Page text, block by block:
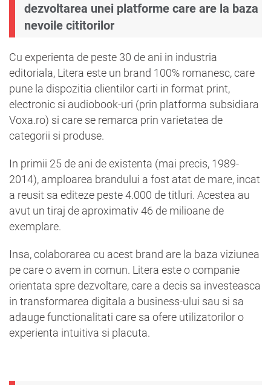
dezvoltarea unei platforme care are la baza
nevoile cititorilor
Cu experienta de peste 30 de ani in industria
editoriala, Litera este un brand 100% romanesc, care
pune la dispozitia clientilor carti in format print,
electronic si audiobook-uri (prin platforma subsidiara
Voxa.ro) si care se remarca prin varietatea de
categorii si produse.
In primii 25 de ani de existenta (mai precis, 1989-
2014), amploarea brandului a fost atat de mare, incat
a reusit sa editeze peste 4.000 de titluri. Acestea au
avut un tiraj de aproximativ 46 de milioane de
exemplare.
Insa, colaborarea cu acest brand are la baza viziunea
pe care o avem in comun. Litera este o companie
orientata spre dezvoltare, care a decis sa investeasca
in transformarea digitala a business-ului sau si sa
adauge functionalitati care sa ofere utilizatorilor o
experienta intuitiva si placuta.